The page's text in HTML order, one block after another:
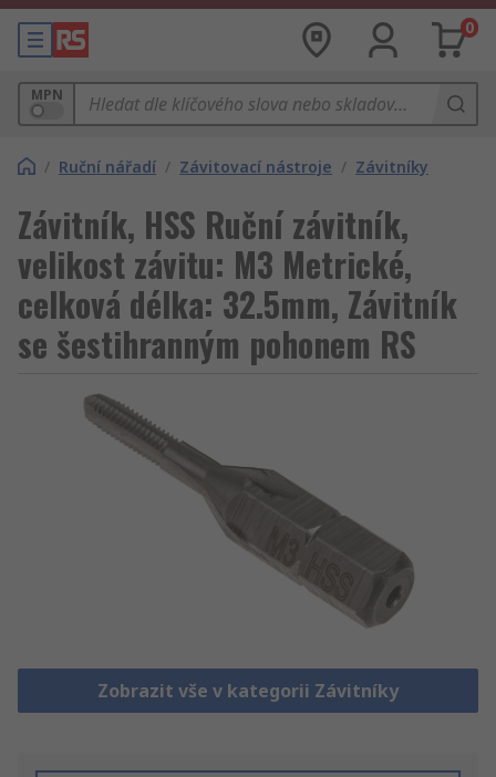
0
MPN
/ Ruční nářadí / Závitovací nástroje / Závitníky
Závitník, HSS Ruční závitník,
velikost závitu: M3 Metrické,
celková délka: 32.5mm, Závitník
se šestihranným pohonem RS
Zobrazit vše v kategorii Závitníky